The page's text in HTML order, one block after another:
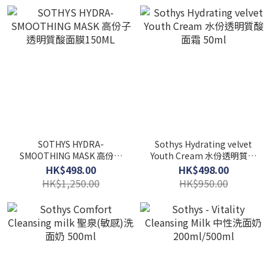
SOTHYS HYDRA-
SMOOTHING MASK 高份子
透明質酸面膜150ML
HK$498.00
HK$1,250.00
Sothys Hydrating velvet
Youth Cream 水份透明質酸
面霜 50ml
HK$498.00
HK$950.00